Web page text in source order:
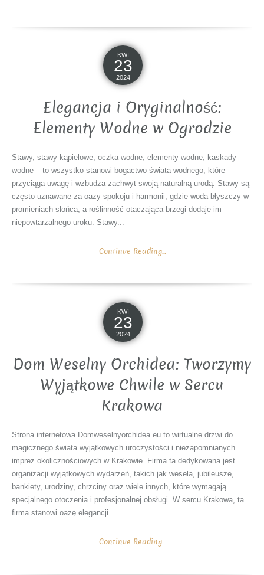
KWI
23
2024
Elegancja i Oryginalność:
Elementy Wodne w Ogrodzie
Stawy, stawy kąpielowe, oczka wodne, elementy wodne, kaskady
wodne – to wszystko stanowi bogactwo świata wodnego, które
przyciąga uwagę i wzbudza zachwyt swoją naturalną urodą. Stawy są
często uznawane za oazy spokoju i harmonii, gdzie woda błyszczy w
promieniach słońca, a roślinność otaczająca brzegi dodaje im
niepowtarzalnego uroku. Stawy...
Continue Reading...
KWI
23
2024
Dom Weselny Orchidea: Tworzymy
Wyjątkowe Chwile w Sercu
Krakowa
Strona internetowa Domweselnyorchidea.eu to wirtualne drzwi do
magicznego świata wyjątkowych uroczystości i niezapomnianych
imprez okolicznościowych w Krakowie. Firma ta dedykowana jest
organizacji wyjątkowych wydarzeń, takich jak wesela, jubileusze,
bankiety, urodziny, chrzciny oraz wiele innych, które wymagają
specjalnego otoczenia i profesjonalnej obsługi. W sercu Krakowa, ta
firma stanowi oazę elegancji...
Continue Reading...